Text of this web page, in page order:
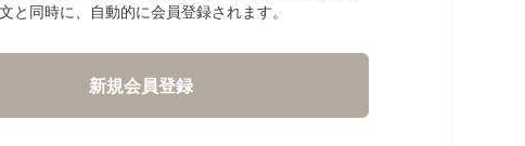
と同時に、自動的に会員登録されます。
新規会員登録